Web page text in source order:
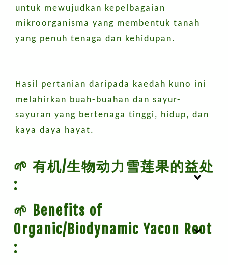
untuk mewujudkan kepelbagaian
mikroorganisma yang membentuk tanah
yang penuh tenaga dan kehidupan.
Hasil pertanian daripada kaedah kuno ini
melahirkan buah-buahan dan sayur-
sayuran yang bertenaga tinggi, hidup, dan
kaya daya hayat.
🌱 有机/生物动力雪莲果的益处
:
🌱 Benefits of
Organic/Biodynamic Yacon Root
: